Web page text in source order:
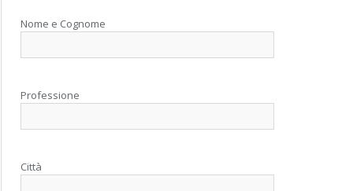
Nome e Cognome
Professione
Città